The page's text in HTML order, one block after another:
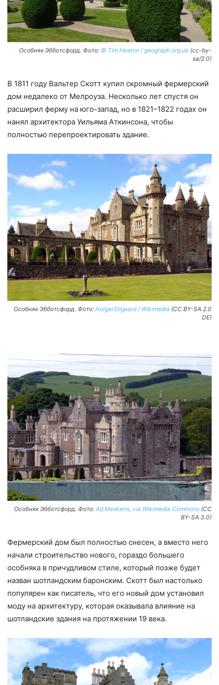
Особняк Эбботсфорд. Фото: © Tim Heaton / geograph.org.uk (cc-by-
sa/2.0)
В 1811 году Вальтер Скотт купил скромный фермерский
дом недалеко от Мелроуза. Несколько лет спустя он
расширил ферму на юго-запад, но в 1821–1822 годах он
нанял архитектора Уильяма Аткинсона, чтобы
полностью перепроектировать здание.
Особняк Эбботсфорд. Фото: Holger.Ellgaard / Wikimedia (CC BY-SA 2.0
DE)
Особняк Эбботсфорд. Фото: Ad Meskens, via Wikimedia Commons (CC
BY-SA 3.0)
Фермерский дом был полностью снесен, а вместо него
начали строительство нового, гораздо большего
особняка в причудливом стиле, который позже будет
назван шотландским баронским. Скотт был настолько
популярен как писатель, что его новый дом установил
моду на архитектуру, которая оказывала влияние на
шотландские здания на протяжении 19 века.